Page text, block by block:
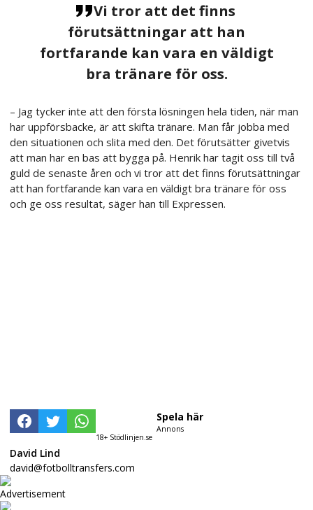
Vi tror att det finns
förutsättningar att han
fortfarande kan vara en väldigt
bra tränare för oss.
– Jag tycker inte att den första lösningen hela tiden, när man
har uppförsbacke, är att skifta tränare. Man får jobba med
den situationen och slita med den. Det förutsätter givetvis
att man har en bas att bygga på. Henrik har tagit oss till två
guld de senaste åren och vi tror att det finns förutsättningar
att han fortfarande kan vara en väldigt bra tränare för oss
och ge oss resultat, säger han till Expressen.
18+ Stödlinjen.se
Spela här
Annons
David Lind
david@fotbolltransfers.com